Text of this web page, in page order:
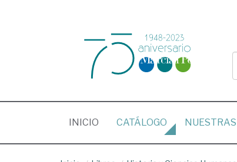
INICIO (CURRENT)
CATÁLOGO NUESTRAS